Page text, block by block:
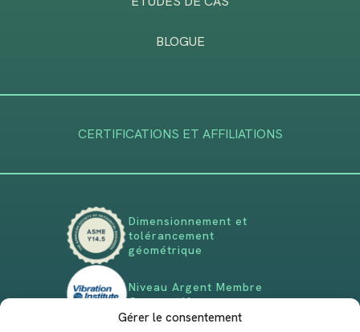
Gérer le consentement
BLOGUE
CERTIFICATIONS ET AFFILIATIONS
Dimensionnement et
tolérancement
géométrique
Niveau Argent Membre
Corporatif